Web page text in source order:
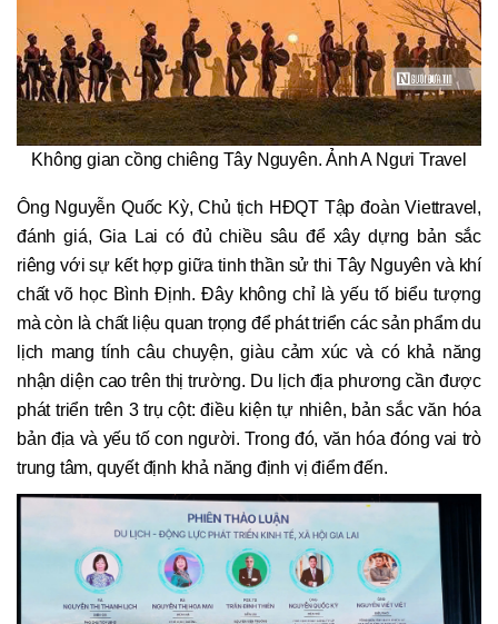
Không gian cồng chiêng Tây Nguyên. Ảnh A Ngưi Travel
Ông Nguyễn Quốc Kỳ, Chủ tịch HĐQT Tập đoàn Viettravel,
đánh giá, Gia Lai có đủ chiều sâu để xây dựng bản sắc
riêng với sự kết hợp giữa tinh thần sử thi Tây Nguyên và khí
chất võ học Bình Định. Đây không chỉ là yếu tố biểu tượng
mà còn là chất liệu quan trọng để phát triển các sản phẩm du
lịch mang tính câu chuyện, giàu cảm xúc và có khả năng
nhận diện cao trên thị trường. Du lịch địa phương cần được
phát triển trên 3 trụ cột: điều kiện tự nhiên, bản sắc văn hóa
bản địa và yếu tố con người. Trong đó, văn hóa đóng vai trò
trung tâm, quyết định khả năng định vị điểm đến.